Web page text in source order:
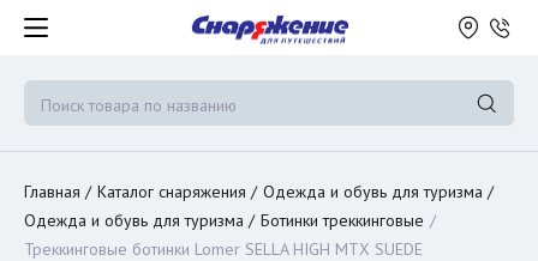
Главная Каталог снаряжения
Одежда и обувь для туризма
Одежда и обувь для туризма
Ботинки треккинговые
Треккинговые ботинки Lomer SELLA HIGH MTX SUEDE